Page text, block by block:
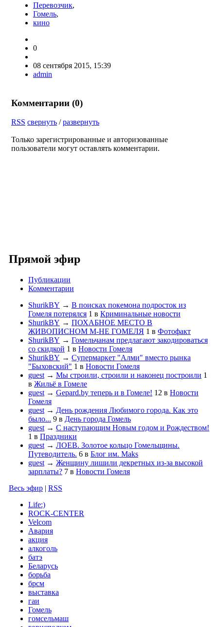
Перевозчик,
Гомель,
кино
0
08 сентября 2015, 15:39
admin
Комментарии (0)
RSS свернуть /развернуть
Только зарегистрированные и авторизованные
пользователи могут оставлять комментарии.
Прямой эфир
Публикации
Комментарии
ShurikBY → В поисках покемона подросток из
Гомеля потерялся 1 в Криминальные новости
ShurikBY → ПОХАБНОЕ МЕСТО В
ЖИВОПИСНОМ М-НЕ ГОМЕЛЯ 1 в Фотофакт
ShurikBY → Гомельчанам предлагают закодироваться
со скидкой 1 в Новости Гомеля
ShurikBY → Супермаркет "Алми" вместо рынка
"Быховский" 1 в Новости Гомеля
guest → Мы строили, строили и наконец построили 1
в Жильё в Гомеле
guest → Gepard.by теперь и в Гомеле! 12 в Новости
Гомеля
guest → День рождения Любимого города. Как это
было... 9 в День города Гомель
guest → С наступающим Новым годом и Рождеством!
1 в Праздники
guest → ЛОЕВ. Золотое кольцо Гомельщины.
Путеводитель. 6 в Блог им. Maks
guest → Женщину лишили декретных из-за высокой
зарплаты? 7 в Новости Гомеля
Весь эфир | RSS
Life:)
ROCK-CENTER
Velcom
Авария
акция
алкоголь
батэ
Беларусь
борьба
брсм
выставка
гаи
Гомель
гомсельмаш